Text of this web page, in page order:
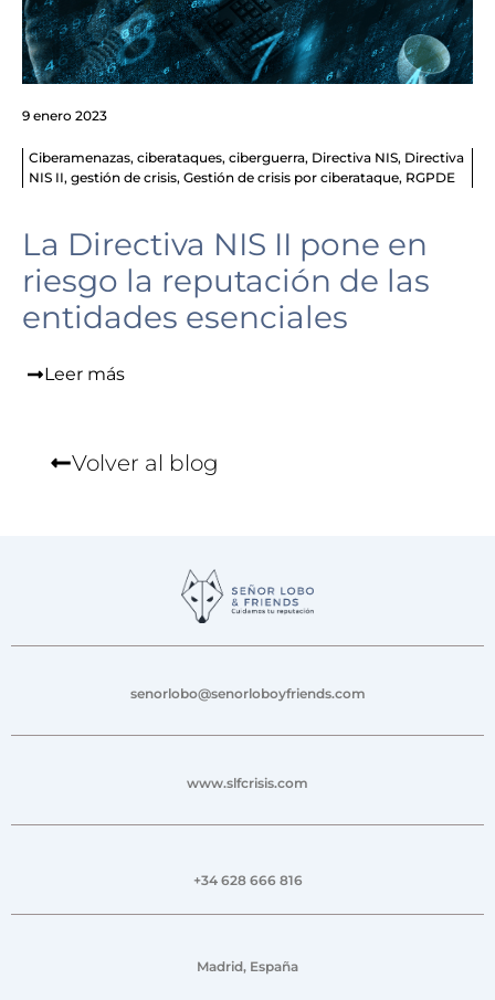
9 enero 2023
Ciberamenazas, ciberataques, ciberguerra, Directiva NIS, Directiva
NIS II, gestión de crisis, Gestión de crisis por ciberataque, RGPDE
La Directiva NIS II pone en
riesgo la reputación de las
entidades esenciales
Leer más
Volver al blog
senorlobo@senorloboyfriends.com
www.slfcrisis.com
+34 628 666 816
Madrid, España